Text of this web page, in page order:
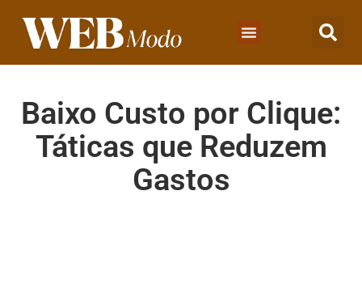
Baixo Custo por Clique:
Táticas que Reduzem
Gastos